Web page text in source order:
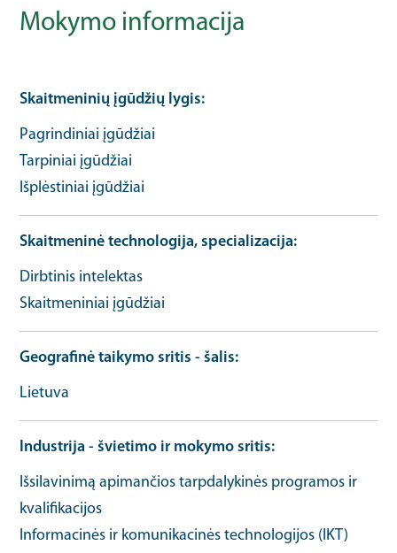
Mokymo informacija
Skaitmeninių įgūdžių lygis
Pagrindiniai įgūdžiai
Tarpiniai įgūdžiai
Išplėstiniai įgūdžiai
Skaitmeninė technologija, specializacija
Dirbtinis intelektas
Skaitmeniniai įgūdžiai
Geografinė taikymo sritis - šalis
Lietuva
Industrija - švietimo ir mokymo sritis
Išsilavinimą apimančios tarpdalykinės programos ir
kvalifikacijos
Informacinės ir komunikacinės technologijos (IKT)